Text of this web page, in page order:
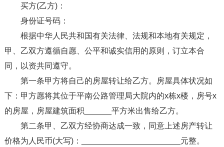
买方(乙方)：
身份证号码：
根据中华人民共和国有关法律、法规和本地有关规定，
甲、乙双方遵循自愿、公平和诚实信用的原则，订立本合
同，以资共同遵守。
第一条甲方将自己的房屋转让给乙方。房屋具体状况如
下：甲方愿将其位于平南公路管理局大院内的x栋x楼，房号x
的房屋，房屋建筑面积______平方米出售给乙方。
第二条甲、乙双方经协商达成一致，同意上述房产转让
价格为人民币(大写)：______________________元整。